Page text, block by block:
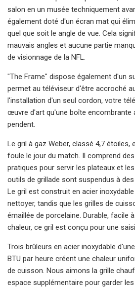
salon en un musée techniquement
également doté d'un écran mat qui
quel que soit le angle de vue. Cela
mauvais angles et aucune partie
de visionnage de la NFL.
"The Frame" dispose également d'un
permet au téléviseur d'être accroché
l'installation d'un seul cordon, votre
œuvre d'art qu'une boîte encombrante
pendent.
Le gril à gaz Weber, classé 4,7 étoiles,
foule le jour du match. Il comprend
pratiques pour servir les plateaux et
outils de grillade sont suspendus à
Le gril est construit en acier
nettoyer, tandis que les grilles de
émaillée de porcelaine. Durable, facile
chaleur, ce gril est conçu pour une
Trois brûleurs en acier inoxydable
BTU par heure créent une chaleur
de cuisson. Nous aimons la grille
espace supplémentaire pour garder